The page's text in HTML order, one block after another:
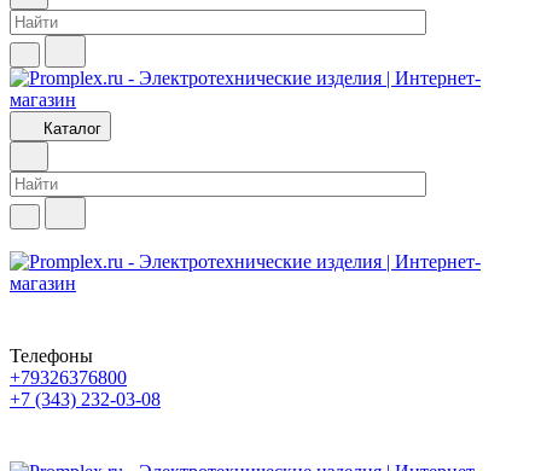
Каталог
Телефоны
+79326376800
+7 (343) 232-03-08